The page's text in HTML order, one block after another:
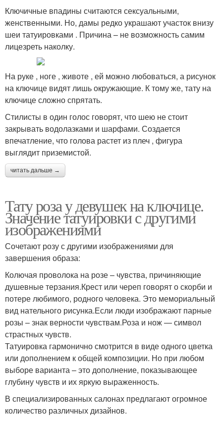
Ключичные впадины считаются сексуальными,
женственными. Но, дамы редко украшают участок внизу
шеи татуировками . Причина – не возможность самим
лицезреть наколку.
На руке , ноге , животе , ей можно любоваться, а рисунок
на ключице видят лишь окружающие. К тому же, тату на
ключице сложно спрятать.
Стилисты в один голос говорят, что шею не стоит
закрывать водолазками и шарфами. Создается
впечатление, что голова растет из плеч , фигура
выглядит приземистой.
читать дальше →
Тату роза у девушек на ключице.
Значение татуировки с другими
изображениями
Сочетают розу с другими изображениями для
завершения образа:
Колючая проволока на розе – чувства, причиняющие
душевные терзания.Крест или череп говорят о скорби и
потере любимого, родного человека. Это мемориальный
вид нательного рисунка.Если люди изображают парные
розы – знак верности чувствам.Роза и нож — символ
страстных чувств.
Татуировка гармонично смотрится в виде одного цветка
или дополнением к общей композиции. Но при любом
выборе варианта – это дополнение, показывающее
глубину чувств и их яркую выраженность.
В специализированных салонах предлагают огромное
количество различных дизайнов.